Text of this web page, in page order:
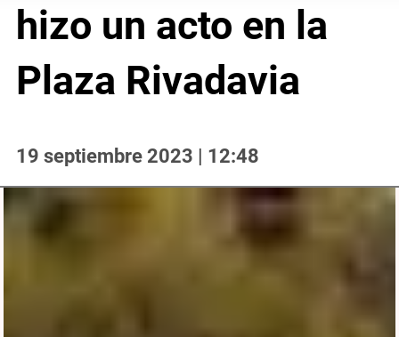
hizo un acto en la
Plaza Rivadavia
19 septiembre 2023 | 12:48